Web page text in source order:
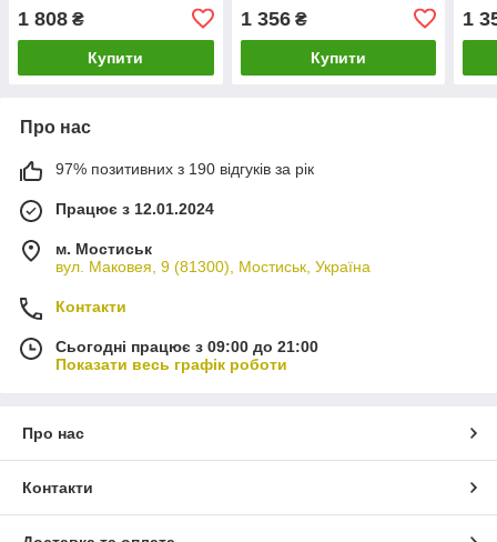
1 808 ₴
Купити
1 356₴
Купити
1
Про нас
97% позитивних з 190 відгуків за рік
Працює з 12.01.2024
м. Мостиськ
вул. Маковея, 9 (81300), Мостиськ, Україна
Контакти
Сьогодні працює з 09:00 до 21:00
Показати весь графік роботи
Про нас
Контакти